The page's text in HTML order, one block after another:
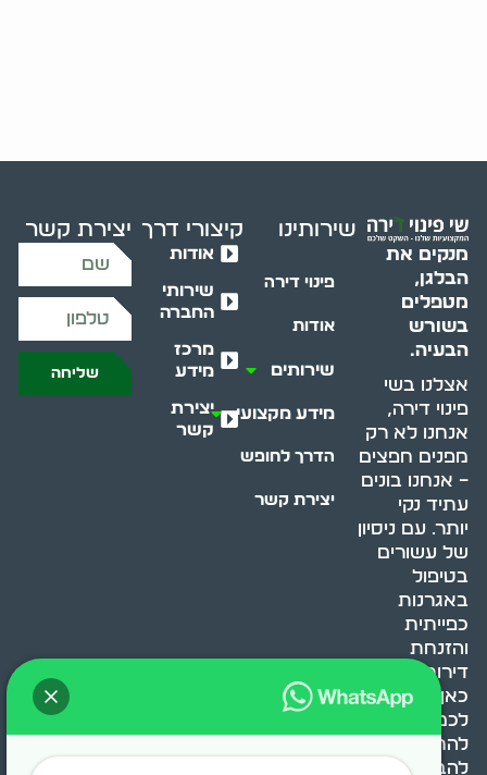
מנקים את
הבלגן,
מטפלים
בשורש
הבעיה.
אצלנו בשי
פינוי דירה,
אנחנו לא רק
מפנים חפצים
– אנחנו בונים
עתיד נקי
יותר. עם ניסיון
של עשורים
בטיפול
באגרנות
כפייתית
והזנחת
דירות, אנחנו
כאן כדי לעזור
לכם
להתמודד,
להבין ולשנות.
שירותינו
פינוי דירה
אודות
שירותים
מידע מקצועי
הדרך לחופש
יצירת קשר
קיצורי דרך
אודות
שירותי
החברה
מרכז
מידע
יצירת
קשר
יצירת קשר
שליחה